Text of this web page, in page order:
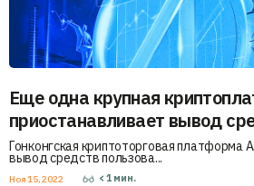
Еще одна крупная
приостанавливает вывод
Гонконгская криптоторговая платформа
вывод средств пользова...
Ноя 15, 2022 < 1 мин.